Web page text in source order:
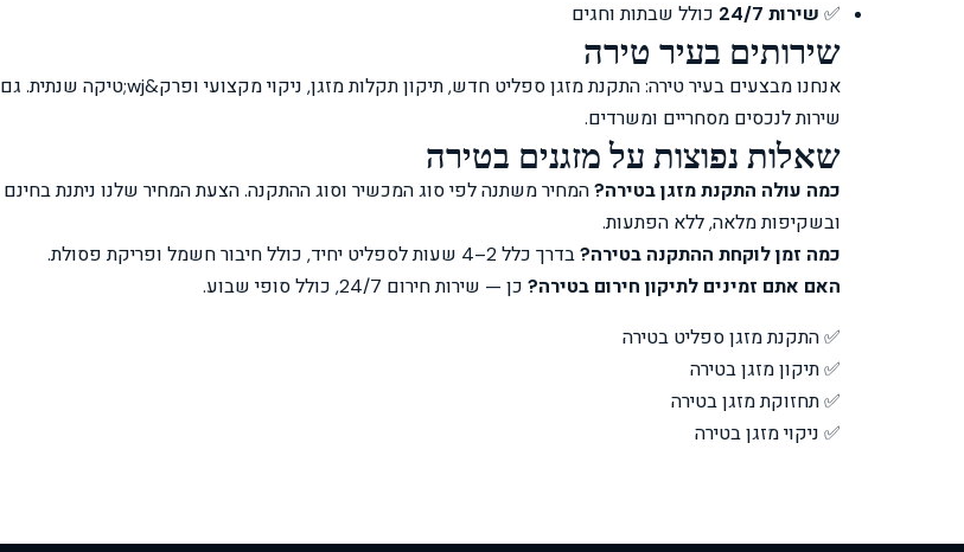
✅ שירות 24/7 כולל שבתות וחגים
שירותים בעיר טירה
אנחנו מבצעים בעיר טירה: התקנת מזגן ספליט חדש, תיקון תקלות מזגן, ניקוי מקצועי ופרק&wj;טיקה שנתית. גם
שירות לנכסים מסחריים ומשרדים.
שאלות נפוצות על מזגנים בטירה
כמה עולה התקנת מזגן בטירה?המחיר משתנה לפי סוג המכשיר וסוג ההתקנה. הצעת המחיר שלנו ניתנת בחינם
ובשקיפות מלאה, ללא הפתעות.
כמה זמן לוקחת ההתקנה בטירה?בדרך כלל 2–4 שעות לספליט יחיד, כולל חיבור חשמל ופריקת פסולת.
האם אתם זמינים לתיקון חירום בטירה? כן — שירות חירום 24/7, כולל סופי שבוע.
✅ התקנת מזגן ספליט בטירה
✅ תיקון מזגן בטירה
✅ תחזוקת מזגן בטירה
✅ ניקוי מזגן בטירה
Clim Tel Aviv
זמין עכשיו • עונה תוך דקות